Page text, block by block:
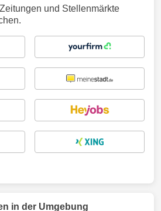
und Stellenmärkte
in der Umgebung